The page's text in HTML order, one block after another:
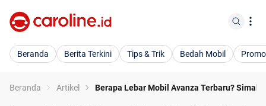
Beranda Berita Terkini Tips & Trik Bedah Mobil Promo
Beranda Artikel Berapa Lebar Mobil Avanza Terbaru? Simak